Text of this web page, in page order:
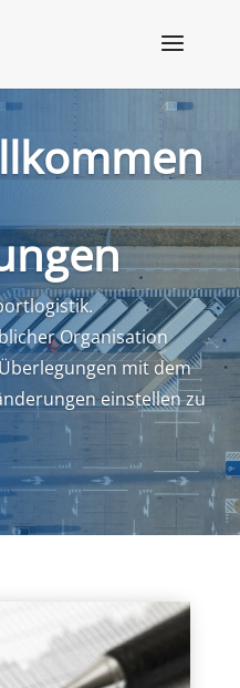
Organisation
mit dem
einstellen zu